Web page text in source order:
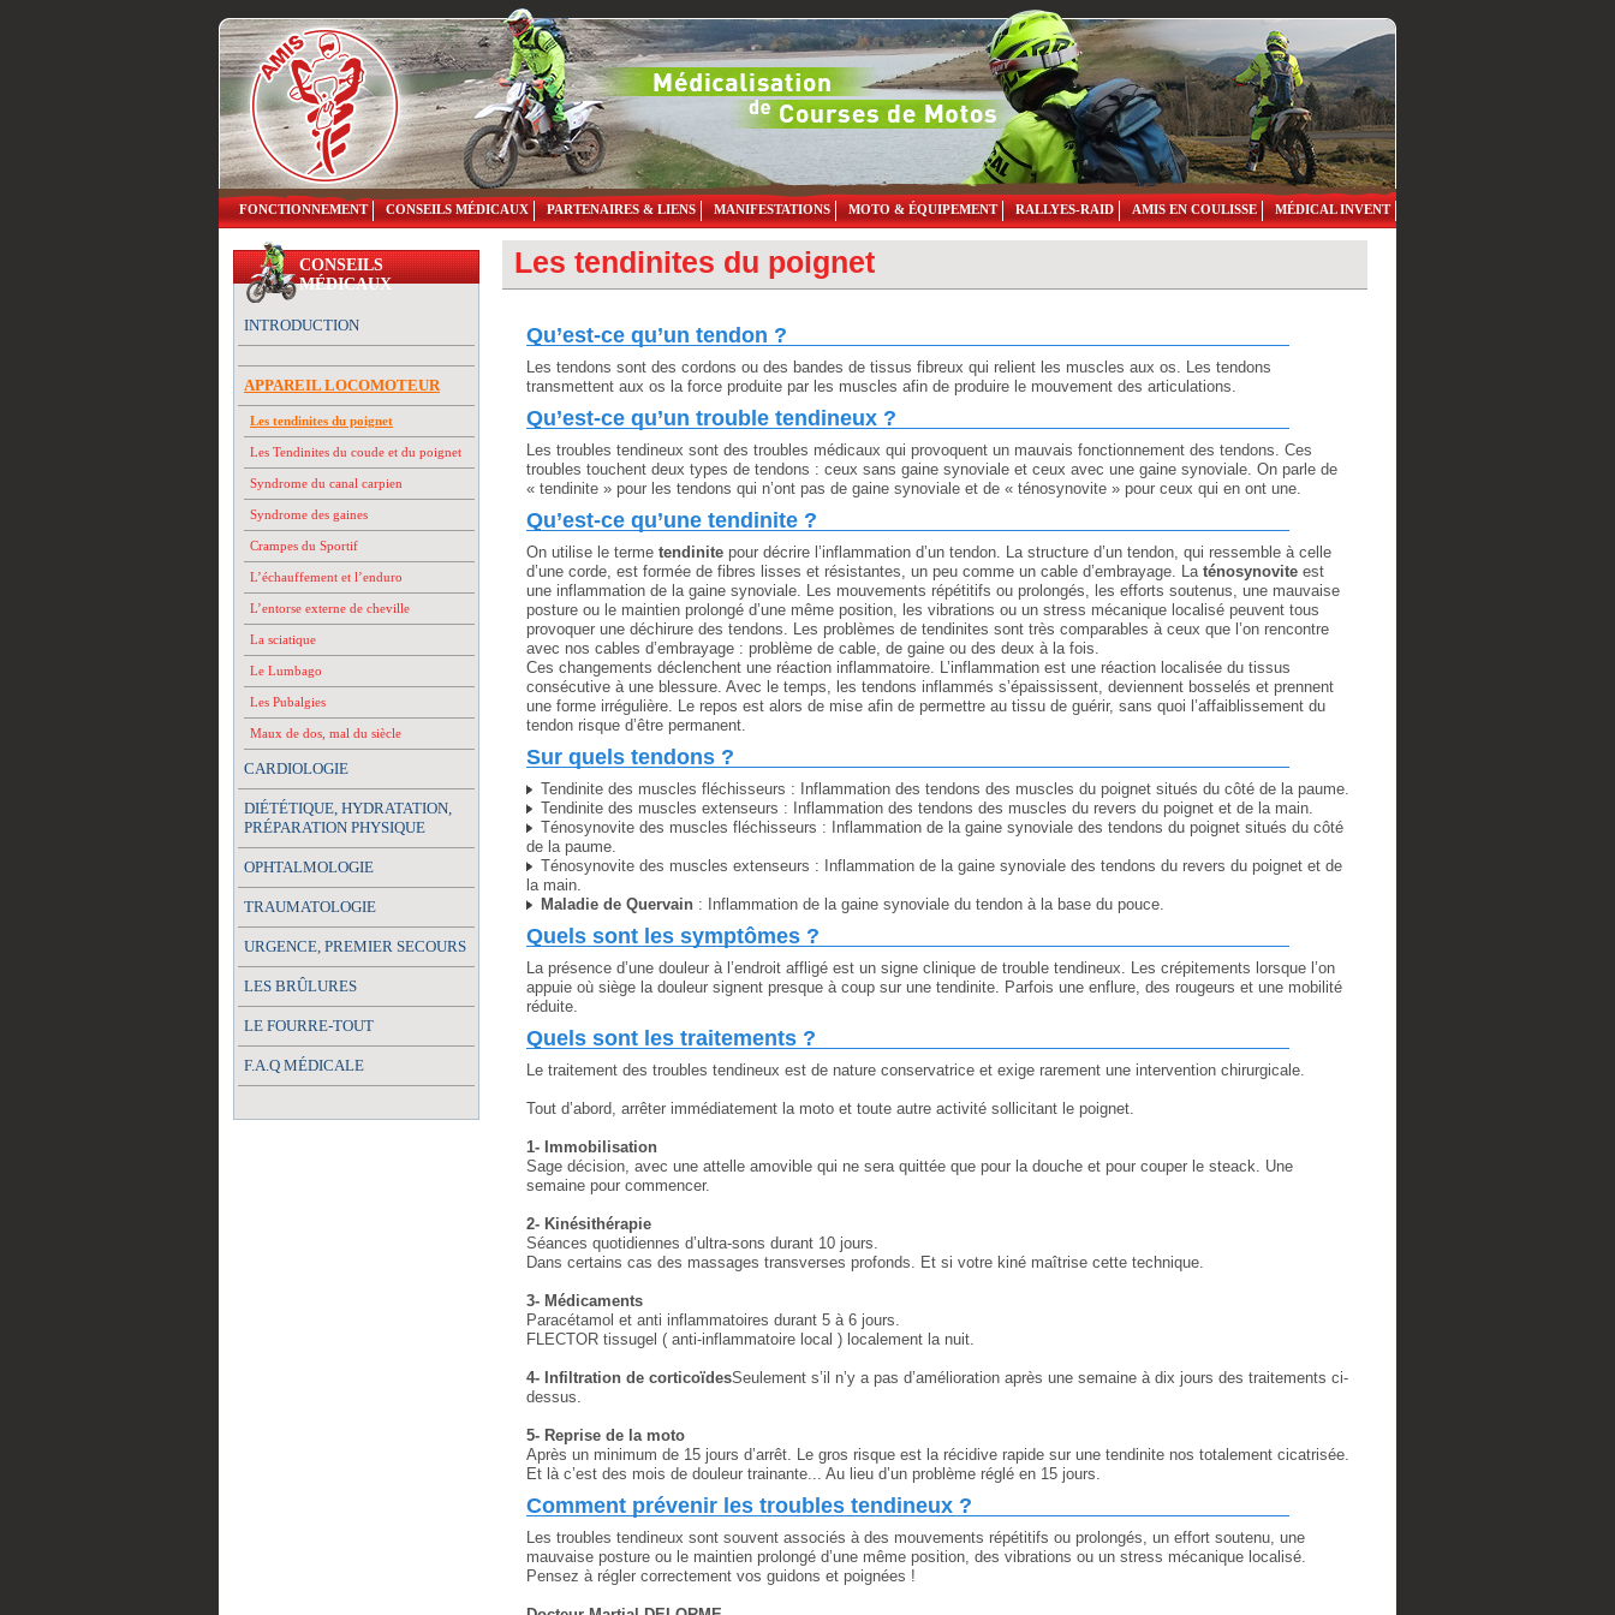
FONCTIONNEMENT CONSEILS MÉDICAUX PARTENAIRES & LIENS MANIFESTATIONS MOTO & ÉQUIPEMENT RALLYES-RAID AMIS EN COULISSE MÉDICAL INVENT
CONSEILS
MÉDICAUX
INTRODUCTION
APPAREIL LOCOMOTEUR
Les tendinites du poignet
Les Tendinites du coude et du poignet
Syndrome du canal carpien
Syndrome des gaines
Crampes du Sportif
L’échauffement et l’enduro
L’entorse externe de cheville
La sciatique
Le Lumbago
Les Pubalgies
Maux de dos, mal du siècle
CARDIOLOGIE
DIÉTÉTIQUE, HYDRATATION,
PRÉPARATION PHYSIQUE
OPHTALMOLOGIE
TRAUMATOLOGIE
URGENCE, PREMIER SECOURS
LES BRÛLURES
LE FOURRE-TOUT
F.A.Q MÉDICALE
Les tendinites du poignet
Qu’est-ce qu’un tendon ?
Les tendons sont des cordons ou des bandes de tissus fibreux qui relient les muscles aux os. Les tendons
transmettent aux os la force produite par les muscles afin de produire le mouvement des articulations.
Qu’est-ce qu’un trouble tendineux ?
Les troubles tendineux sont des troubles médicaux qui provoquent un mauvais fonctionnement des tendons. Ces
troubles touchent deux types de tendons : ceux sans gaine synoviale et ceux avec une gaine synoviale. On parle de
« tendinite » pour les tendons qui n’ont pas de gaine synoviale et de « ténosynovite » pour ceux qui en ont une.
Qu’est-ce qu’une tendinite ?
On utilise le terme tendinite pour décrire l’inflammation d’un tendon. La structure d’un tendon, qui ressemble à celle
d’une corde, est formée de fibres lisses et résistantes, un peu comme un cable d’embrayage. La ténosynovite est
une inflammation de la gaine synoviale. Les mouvements répétitifs ou prolongés, les efforts soutenus, une mauvaise
posture ou le maintien prolongé d’une même position, les vibrations ou un stress mécanique localisé peuvent tous
provoquer une déchirure des tendons. Les problèmes de tendinites sont très comparables à ceux que l’on rencontre
avec nos cables d’embrayage : problème de cable, de gaine ou des deux à la fois.
Ces changements déclenchent une réaction inflammatoire. L’inflammation est une réaction localisée du tissus
consécutive à une blessure. Avec le temps, les tendons inflammés s’épaississent, deviennent bosselés et prennent
une forme irrégulière. Le repos est alors de mise afin de permettre au tissu de guérir, sans quoi l’affaiblissement du
tendon risque d’être permanent.
Sur quels tendons ?
Tendinite des muscles fléchisseurs : Inflammation des tendons des muscles du poignet situés du côté de la paume.
Tendinite des muscles extenseurs : Inflammation des tendons des muscles du revers du poignet et de la main.
Ténosynovite des muscles fléchisseurs : Inflammation de la gaine synoviale des tendons du poignet situés du côté
de la paume.
Ténosynovite des muscles extenseurs : Inflammation de la gaine synoviale des tendons du revers du poignet et de
la main.
Maladie de Quervain : Inflammation de la gaine synoviale du tendon à la base du pouce.
Quels sont les symptômes ?
La présence d’une douleur à l’endroit affligé est un signe clinique de trouble tendineux. Les crépitements lorsque l’on
appuie où siège la douleur signent presque à coup sur une tendinite. Parfois une enflure, des rougeurs et une mobilité
réduite.
Quels sont les traitements ?
Le traitement des troubles tendineux est de nature conservatrice et exige rarement une intervention chirurgicale.
Tout d’abord, arrêter immédiatement la moto et toute autre activité sollicitant le poignet.
1- Immobilisation
Sage décision, avec une attelle amovible qui ne sera quittée que pour la douche et pour couper le steack. Une
semaine pour commencer.
2- Kinésithérapie
Séances quotidiennes d’ultra-sons durant 10 jours.
Dans certains cas des massages transverses profonds. Et si votre kiné maîtrise cette technique.
3- Médicaments
Paracétamol et anti inflammatoires durant 5 à 6 jours.
FLECTOR tissugel ( anti-inflammatoire local ) localement la nuit.
4- Infiltration de corticoïdesSeulement s’il n’y a pas d’amélioration après une semaine à dix jours des traitements ci-
dessus.
5- Reprise de la moto
Après un minimum de 15 jours d’arrêt. Le gros risque est la récidive rapide sur une tendinite nos totalement cicatrisée.
Et là c’est des mois de douleur trainante... Au lieu d’un problème réglé en 15 jours.
Comment prévenir les troubles tendineux ?
Les troubles tendineux sont souvent associés à des mouvements répétitifs ou prolongés, un effort soutenu, une
mauvaise posture ou le maintien prolongé d’une même position, des vibrations ou un stress mécanique localisé.
Pensez à régler correctement vos guidons et poignées !